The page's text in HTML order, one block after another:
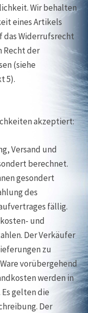
Wir behalten
eines Artikels
das Widerrufsrecht
Recht der
(siehe
5).
akzeptiert:
Versand und
berechnet.
gesondert
des
fällig.
und
Der Verkäufer
zu
vorübergehend
werden in
gelten die
Der